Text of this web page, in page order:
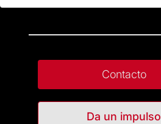
Contacto
Da un impulso